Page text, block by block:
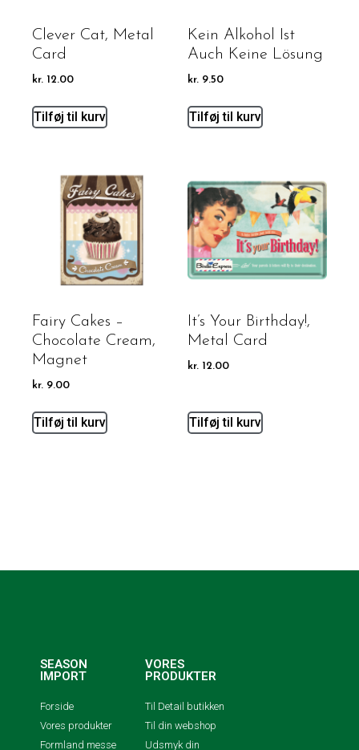
Clever Cat, Metal
Card
kr. 12.00
Tilføj til kurv
Kein Alkohol Ist
Auch Keine Lösung
kr. 9.50
Tilføj til kurv
Fairy Cakes –
Chocolate Cream,
Magnet
kr. 9.00
Tilføj til kurv
It’s Your Birthday!,
Metal Card
kr. 12.00
Tilføj til kurv
SEASON
IMPORT
Forside
Vores produkter
Formland messe
VORES
PRODUKTER
Til Detail butikken
Til din webshop
Udsmyk din